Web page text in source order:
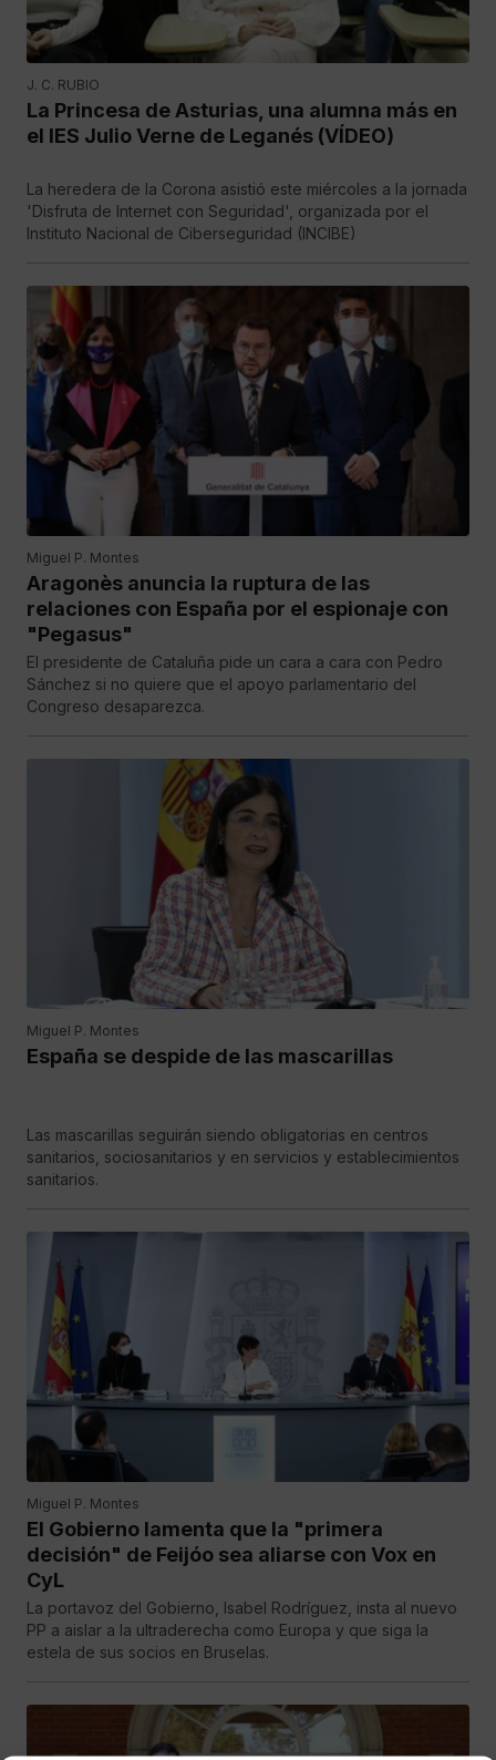
J. C. RUBIO
La Princesa de Asturias, una alumna más en
el IES Julio Verne de Leganés (VÍDEO)
La heredera de la Corona asistió este miércoles a la jornada
'Disfruta de Internet con Seguridad', organizada por el
Instituto Nacional de Ciberseguridad (INCIBE)
Miguel P. Montes
Aragonès anuncia la ruptura de las
relaciones con España por el espionaje con
"Pegasus"
El presidente de Cataluña pide un cara a cara con Pedro
Sánchez si no quiere que el apoyo parlamentario del
Congreso desaparezca.
Miguel P. Montes
España se despide de las mascarillas
Las mascarillas seguirán siendo obligatorias en centros
sanitarios, sociosanitarios y en servicios y establecimientos
sanitarios.
Miguel P. Montes
El Gobierno lamenta que la "primera
decisión" de Feijóo sea aliarse con Vox en
CyL
La portavoz del Gobierno, Isabel Rodríguez, insta al nuevo
PP a aislar a la ultraderecha como Europa y que siga la
estela de sus socios en Bruselas.